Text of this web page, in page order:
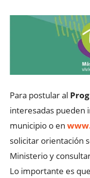
Para postular al
interesadas pueden
municipio o en
solicitar orientación
Ministerio y
Lo importante es